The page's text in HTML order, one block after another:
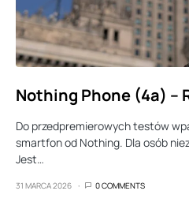
Nothing Phone (4a) –
Do przedpremierowych testów
smartfon od Nothing. Dla osób
Jest…
31 MARCA 2026 0 COMMENTS